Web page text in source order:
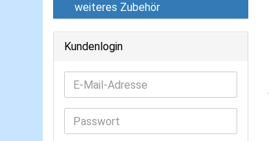
weiteres Zubehör
Kundenlogin
E-
Mail-
Adresse
Passwort